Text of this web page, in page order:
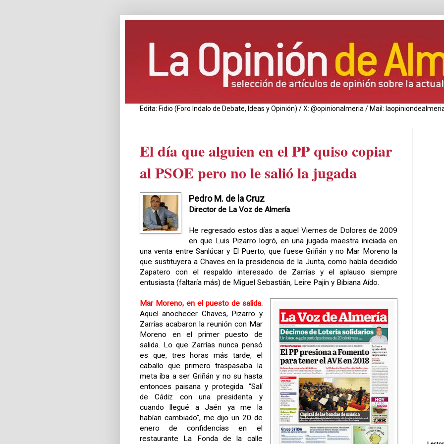
Edita: Fidio (Foro Indalo de Debate, Ideas y Opinión) / X: @opinionalmeria / Mail:
El día que alguien en el PP quiso copiar
al PSOE pero no le salió la jugada
Pedro M. de la Cruz
Director de La Voz de Almería
He regresado estos días a aquel Viernes de Dolores de 2009
en que Luis Pizarro logró, en una jugada maestra iniciada en
una venta entre Sanlúcar y El Puerto, que fuese Griñán y no Mar Moreno la
que sustituyera a Chaves en la presidencia de la Junta, como había decidido
Zapatero con el respaldo interesado de Zarrías y el aplauso siempre
entusiasta (faltaría más) de Miguel Sebastián, Leire Pajín y Bibiana Aído.
Mar Moreno, en el puesto de salida.
Aquel anochecer Chaves, Pizarro y
Zarrías acabaron la reunión con Mar
Moreno en el primer puesto de
salida. Lo que Zarrías nunca pensó
es que, tres horas más tarde, el
caballo que primero traspasaba la
meta iba a ser Griñán y no su hasta
entonces paisana y protegida. “Salí
de Cádiz con una presidenta y
cuando llegué a Jaén ya me la
habían cambiado”, me dijo un 20 de
enero de confidencias en el
restaurante
La Fondade la calle